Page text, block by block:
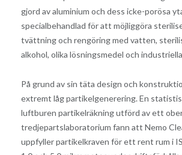
gjord av aluminium och dess icke-porösa
specialbehandlad för att möjliggöra
tvättning och rengöring med vatten,
alkohol, olika lösningsmedel och
På grund av sin täta design och
extremt låg partikelgenerering. En
luftburen partikelräkning utförd av ett
tredjepartslaboratorium fann att Nemo
uppfyller partikelkraven för ett rent rum i